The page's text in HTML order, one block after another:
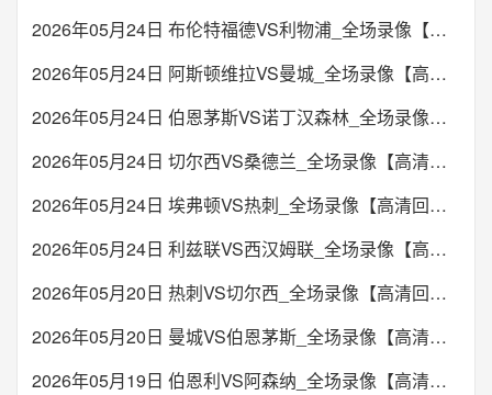
2026年05月24日 布伦特福德VS利物浦_全场录像【高清回放】
2026年05月24日 阿斯顿维拉VS曼城_全场录像【高清回放】
2026年05月24日 伯恩茅斯VS诺丁汉森林_全场录像【高清回放】
2026年05月24日 切尔西VS桑德兰_全场录像【高清回放】
2026年05月24日 埃弗顿VS热刺_全场录像【高清回放】
2026年05月24日 利兹联VS西汉姆联_全场录像【高清回放】
2026年05月20日 热刺VS切尔西_全场录像【高清回放】
2026年05月20日 曼城VS伯恩茅斯_全场录像【高清回放】
2026年05月19日 伯恩利VS阿森纳_全场录像【高清回放】